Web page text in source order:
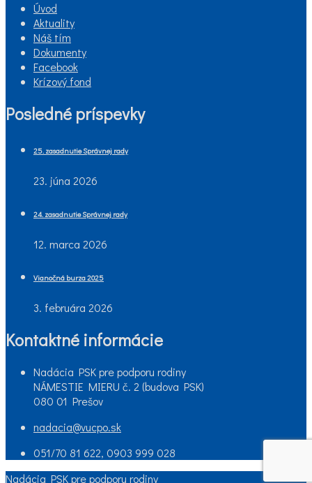
Úvod
Aktuality
Náš tím
Dokumenty
Facebook
Krízový fond
Posledné príspevky
25. zasadnutie Správnej rady
23. júna 2026
24. zasadnutie Správnej rady
12. marca 2026
Vianočná burza 2025
3. februára 2026
Kontaktné informácie
Nadácia PSK pre podporu rodiny
NÁMESTIE MIERU č. 2 (budova PSK)
080 01 Prešov
nadacia@vucpo.sk
051/70 81 622, 0903 999 028
Nadácia PSK pre podporu rodiny